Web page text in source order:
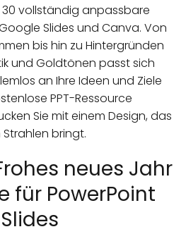
vollständig anpassbare
Slides und Canva. Von
bis hin zu Hintergründen
und Goldtönen passt sich
an Ihre Ideen und Ziele
PPT-Ressource
Sie mit einem Design, das
Strahlen bringt.
neues Jahr
für PowerPoint